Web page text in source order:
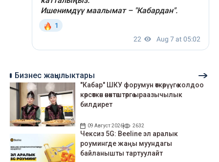
Бизнес жаңылыктары
"Кабар" ШКУ форумун өткөрүүгө колдоо
көрсөткөн өнөктөштөргө ыраазычылык
билдирет
09 Август 2026 2632
Чексиз 5G: Beeline эл аралык
роумингде жаңы муундагы
байланышты тартуулайт